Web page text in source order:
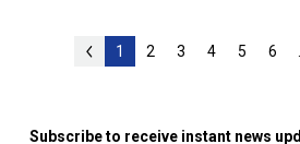
1 2 3 4 5 6
Subscribe to receive instant news